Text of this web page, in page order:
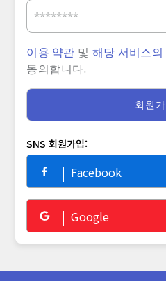
이용 약관 및해당 서비스의
동의합니다.
SNS 회원가입:
Facebook
Google